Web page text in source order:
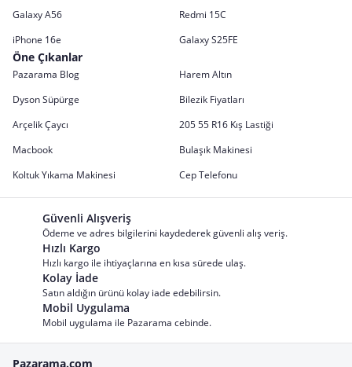
Galaxy A56
Redmi 15C
iPhone 16e
Galaxy S25FE
Öne Çıkanlar
Pazarama Blog
Harem Altın
Dyson Süpürge
Bilezik Fiyatları
Arçelik Çaycı
205 55 R16 Kış Lastiği
Macbook
Bulaşık Makinesi
Koltuk Yıkama Makinesi
Cep Telefonu
Güvenli Alışveriş
Ödeme ve adres bilgilerini kaydederek güvenli alış veriş.
Hızlı Kargo
Hızlı kargo ile ihtiyaçlarına en kısa sürede ulaş.
Kolay İade
Satın aldığın ürünü kolay iade edebilirsin.
Mobil Uygulama
Mobil uygulama ile Pazarama cebinde.
Pazarama.com